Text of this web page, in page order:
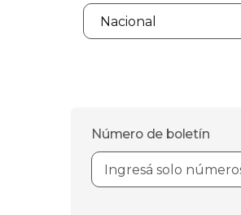
Número de boletín